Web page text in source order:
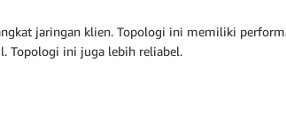
jaringan klien. Topologi ini memiliki
Topologi ini juga lebih reliabel.